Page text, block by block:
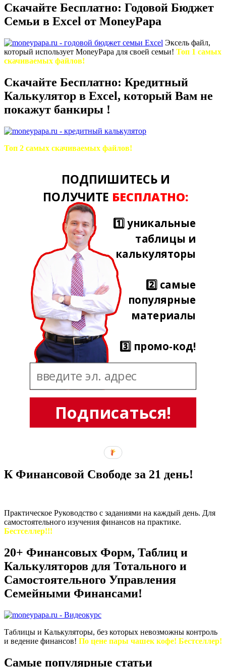
Скачайте Бесплатно: Годовой Бюджет
Семьи в Excel от MoneyPapa
Эксель файл,
который использует MoneyPapa для своей семьи! Топ 1 самых
скачиваемых файлов!
Скачайте Бесплатно: Кредитный
Калькулятор в Excel, который Вам не
покажут банкиры !
Топ 2 самых скачиваемых файлов!
Подписаться!
ПОДПИШИТЕСЬ И
ПОЛУЧИТЕ БЕСПЛАТНО:
1️⃣ уникальные
таблицы и
калькуляторы
2️⃣ самые
популярные
материалы
3️⃣ промо-код!
К Финансовой Свободе за 21 день!
Практическое Руководство с заданиями на каждый день. Для
самостоятельного изучения финансов на практике.
Бестселлер!!!
20+ Финансовых Форм, Таблиц и
Калькуляторов для Тотального и
Самостоятельного Управления
Семейными Финансами!
Таблицы и Калькуляторы, без которых невозможны контроль
и ведение финансов! По цене пары чашек кофе! Бестселлер!
Самые популярные статьи